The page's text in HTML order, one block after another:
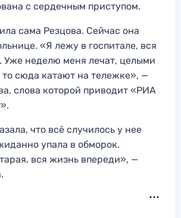
с сердечным приступом.
сама Резцова. Сейчас она
«Я лежу в госпитале, вся
Уже неделю меня лечат, целыми
то сюда катают на тележке», —
слова которой приводит «РИА
что всё случилось у нее
упала в обморок.
вся жизнь впереди», —